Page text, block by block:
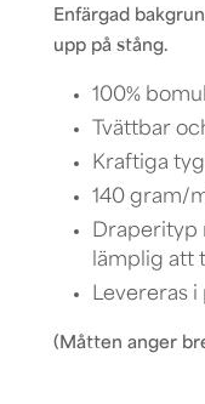
Enfärgad
upp på stång.
100% bomull
Tvättbar
Kraftiga
140 gram/
Draperityp
lämplig att
Levereras i
(Måtten anger